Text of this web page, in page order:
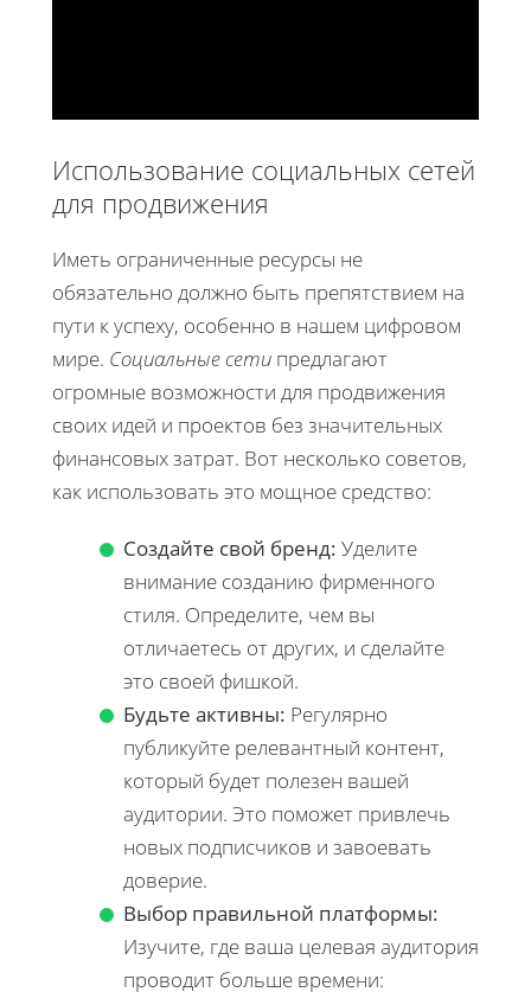
Использование социальных сетей
для продвижения
Иметь ограниченные ресурсы не
обязательно должно быть препятствием на
пути к успеху, особенно в нашем цифровом
мире. Социальные сети предлагают
огромные возможности для продвижения
своих идей и проектов без значительных
финансовых затрат. Вот несколько советов,
как использовать это мощное средство:
Создайте свой бренд: Уделите
внимание созданию фирменного
стиля. Определите, чем вы
отличаетесь от других, и сделайте
это своей фишкой.
Будьте активны: Регулярно
публикуйте релевантный контент,
который будет полезен вашей
аудитории. Это поможет привлечь
новых подписчиков и завоевать
доверие.
Выбор правильной платформы:
Изучите, где ваша целевая аудитория
проводит больше времени: